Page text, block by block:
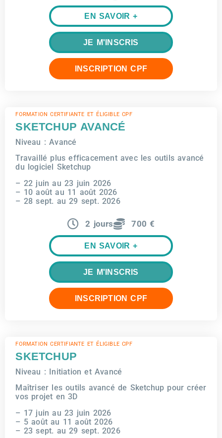
EN SAVOIR +
JE M'INSCRIS
INSCRIPTION CPF
FORMATION CERTIFIANTE ET ÉLIGIBLE CPF
SKETCHUP AVANCÉ
Niveau : Avancé
Travaillé plus efficacement avec les outils avancé
du logiciel Sketchup
– 22 juin au 23 juin 2026
– 10 août au 11 août 2026
– 28 sept. au 29 sept. 2026
2 jours 700 €
EN SAVOIR +
JE M'INSCRIS
INSCRIPTION CPF
FORMATION CERTIFIANTE ET ÉLIGIBLE CPF
SKETCHUP
Niveau : Initiation et Avancé
Maîtriser les outils avancé de Sketchup pour créer
vos projet en 3D
– 17 juin au 23 juin 2026
– 5 août au 11 août 2026
– 23 sept. au 29 sept. 2026